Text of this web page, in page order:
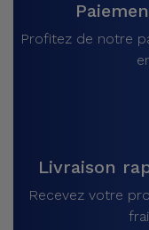
Profitez de notre
Livraison
Recevez votre